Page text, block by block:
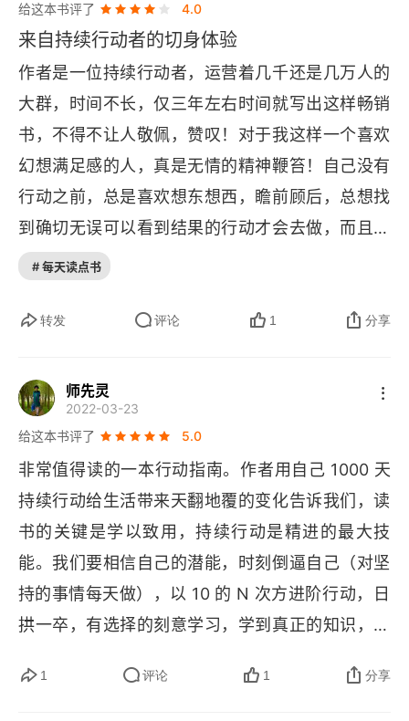
续不断地行动，“不忘初心，继续前进”。有两个基
本的要点，第一个叫作 “长期稳定不低于预期”。不
低于预期是符合我们给自己定的要求，当我们说自
己每天要做什么，那么我们把这个事情做到了，这
就是符合自己的预期；第二个要点是，持续行动有
一个最基本的节奏就是每天做，做足够长的时间，
而且要保持稳定。🚢向内寻找、审视自己。我们这
个时代资讯很发达，但凡能说话的人，包括我自
己，都在制造声音，告诉你应该这样、应该那样。
谁写的东西影响你的所思所想，那样你就很容易成
的时候，你自己是没有什么主动权的。
如果我们
持续地做一件事情，一定是因为我们目前的分析认
是因为我做了这件事情，大家会觉得我很牛，所以
才去做。其实你根本不知道外界想要的是什么，只
能通过 “生存者偏差” 看到各种对成功案例进行马后
炮式的分析。🚢 在持续行动中，我们需要正向反
馈。每到一个关键节点，我们停下来整理整理思
绪，甚至给自己一个小小的庆贺，这的确是有必要
的。因为本质上这是一种正向反馈，有利于形成正
昼夜，努力工作的三年，这对未来是一个很好的开
始。回想自己的过往，好像没有这样的经历。
逝者如斯夫！过去的，翻篇了，永远回不来了。好
在，不管从什么时候开始，永远都不算太晚！希望
从看完这本书开始，对我来说，是真正的开始。这
也是算我看完这本书，对作者最大的安慰吧。也非
常感谢作者。     中间看的过程中，其实有很多感
悟。看我划线，转发很多，就一目了然。无奈，时
间不足。我都是早上看一会儿，上班出门前的间
我一般早上，看不超过 30 分钟。所以，我没有把
时间太久了，往往前后，差不多有一个月之久，到
最后，前面看的，大多都忘记了。所以，碎片化时
候，十几二十年，当初在干什么呢？摸鱼是肯定
的，不然，怎么解释？       假如，未来是百岁人
生，人生还没有过半，所以，从今天开始，一切都
来的及。就是希望，以后不要再回到原点，从头开
始。     有志者，立长志；无志者，常立志。人
生，一辈子，最大的敌人是自己，往往一辈子，都
在跟自己做斗争，而不兴的是，又往往以完败收
给这本书评了
4.0
来自持续行动者的切身体验
作者是一位持续行动者，运营着几千还是几万人的
大群，时间不长，仅三年左右时间就写出这样畅销
书，不得不让人敬佩，赞叹！对于我这样一个喜欢
幻想满足感的人，真是无情的精神鞭笞！自己没有
行动之前，总是喜欢想东想西，瞻前顾后，总想找
到确切无误可以看到结果的行动才会去做，而且短
期内能看到收获的；通过作者的体验，成绩，自己
名人名言，大多都是自己的感悟和总结，言语之间
俗话说，眼见为实，作者的经历，感悟，体会，真
真切切影响了我，已经影响了很多人，也会继续影
响许多人。小时候，也许是自己没有获取多少让自
己欣喜的成绩，缺少成功的激励；也总是害怕失
败，害怕失败让自己抬不起头，于是就没有行动，
退缩在人群里寻求一种安全感，不会被批评，取笑
的安全感；但由此也花费了巨大的代价，就是过去
了很多年依然随波逐流，这个成本太高了！因为只
有时间才是最珍贵的。也许自己清醒得有点晚，但
行动最好的时机要么是十年前，要么就是现在。行
# 每天读点书
转发 评论 1 分享
师先灵
2022-03-23
给这本书评了
5.0
非常值得读的一本行动指南。作者用自己 1000 天
持续行动给生活带来天翻地覆的变化告诉我们，读
书的关键是学以致用，持续行动是精进的最大技
能。我们要相信自己的潜能，时刻倒逼自己（对坚
持的事情每天做），以 10 的 N 次方进阶行动，日
拱一卒，有选择的刻意学习，学到真正的知识，我
己，在个人成长的突破上、在技能的提升上、在视
1 评论 1 分享